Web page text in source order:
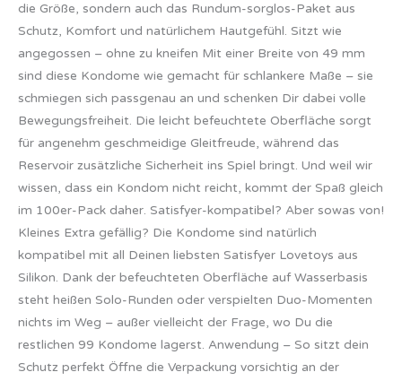
die Größe, sondern auch das Rundum-sorglos-Paket aus
Schutz, Komfort und natürlichem Hautgefühl. Sitzt wie
angegossen – ohne zu kneifen Mit einer Breite von 49 mm
sind diese Kondome wie gemacht für schlankere Maße – sie
schmiegen sich passgenau an und schenken Dir dabei volle
Bewegungsfreiheit. Die leicht befeuchtete Oberfläche sorgt
für angenehm geschmeidige Gleitfreude, während das
Reservoir zusätzliche Sicherheit ins Spiel bringt. Und weil wir
wissen, dass ein Kondom nicht reicht, kommt der Spaß gleich
im 100er-Pack daher. Satisfyer-kompatibel? Aber sowas von!
Kleines Extra gefällig? Die Kondome sind natürlich
kompatibel mit all Deinen liebsten Satisfyer Lovetoys aus
Silikon. Dank der befeuchteten Oberfläche auf Wasserbasis
steht heißen Solo-Runden oder verspielten Duo-Momenten
nichts im Weg – außer vielleicht der Frage, wo Du die
restlichen 99 Kondome lagerst. Anwendung – So sitzt dein
Schutz perfekt Öffne die Verpackung vorsichtig an der